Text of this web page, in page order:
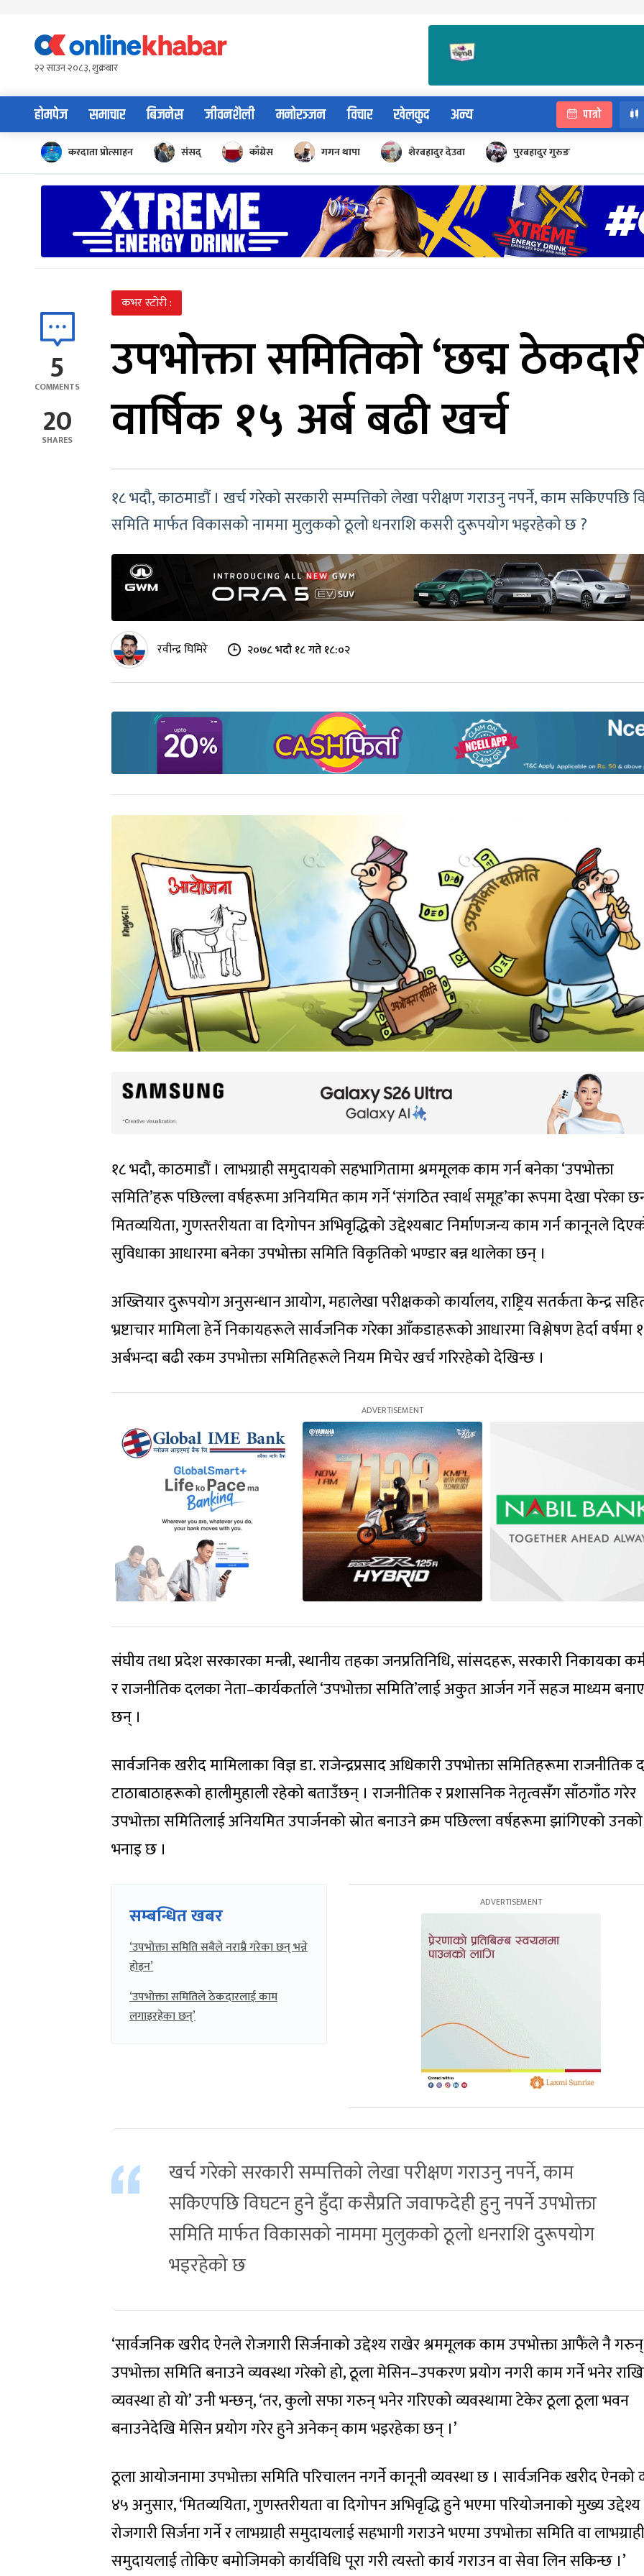
content२२ साउन २०८३, शुक्रबार
होमपेज समाचार बिजनेस जीवनशैली मनोरञ्जन विचार खेलकुद अन्य पात्रो
करदाता प्रोत्साहन संसद् काँग्रेस गगन थापा शेरबहादुर देउवा पुरबहादुर गुरुङ
5
COMMENTS
20
SHARES
कभर स्टोरी :
उपभोक्ता समितिको ‘छद्म
वार्षिक १५ अर्ब बढी खर्च
१८ भदौ, काठमाडौं । खर्च गरेको सरकारी सम्पत्तिको लेखा परीक्षण गराउनु नपर्ने, काम सकिएपछि
समिति मार्फत विकासको नाममा मुलुकको ठूलो धनराशि कसरी दुरूपयोग भइरहेको छ ?
रवीन्द्र घिमिरे २०७८ भदौ १८ गते १८:०२
१८ भदौ, काठमाडौं । लाभग्राही समुदायको सहभागितामा श्रममूलक काम गर्न बनेका ‘उपभोक्ता
समिति’हरू पछिल्ला वर्षहरूमा अनियमित काम गर्ने ‘संगठित स्वार्थ समूह’का रूपमा देखा परेका
मितव्ययिता, गुणस्तरीयता वा दिगोपन अभिवृद्धिको उद्देश्यबाट निर्माणजन्य काम गर्न कानूनले
सुविधाका आधारमा बनेका उपभोक्ता समिति विकृतिको भण्डार बन्न थालेका छन् ।
अख्तियार दुरूपयोग अनुसन्धान आयोग, महालेखा परीक्षकको कार्यालय, राष्ट्रिय सतर्कता केन्द्र
भ्रष्टाचार मामिला हेर्ने निकायहरूले सार्वजनिक गरेका आँकडाहरूको आधारमा विश्लेषण हेर्दा वर्षमा
अर्बभन्दा बढी रकम उपभोक्ता समितिहरूले नियम मिचेर खर्च गरिरहेको देखिन्छ ।
संघीय तथा प्रदेश सरकारका मन्त्री, स्थानीय तहका जनप्रतिनिधि, सांसदहरू, सरकारी निकायका
र राजनीतिक दलका नेता–कार्यकर्ताले ‘उपभोक्ता समिति’लाई अकुत आर्जन गर्ने सहज माध्यम
छन् ।
सार्वजनिक खरीद मामिलाका विज्ञ डा. राजेन्द्रप्रसाद अधिकारी उपभोक्ता समितिहरूमा
टाठाबाठाहरूको हालीमुहाली रहेको बताउँछन् । राजनीतिक र प्रशासनिक नेतृत्वसँग साँठगाँठ गरेर
उपभोक्ता समितिलाई अनियमित उपार्जनको स्रोत बनाउने क्रम पछिल्ला वर्षहरूमा झांगिएको उनको
भनाइ छ ।
सम्बन्धित खबर
‘उपभोक्ता समिति सबैले नराम्रै गरेका छन् भन्ने
होइन’
‘उपभोक्ता समितिले ठेकदारलाई काम
लगाइरहेका छन्’
खर्च गरेको सरकारी सम्पत्तिको लेखा परीक्षण गराउनु नपर्ने, काम
सकिएपछि विघटन हुने हुँदा कसैप्रति जवाफदेही हुनु नपर्ने उपभोक्ता
समिति मार्फत विकासको नाममा मुलुकको ठूलो धनराशि दुरूपयोग
भइरहेको छ
‘सार्वजनिक खरीद ऐनले रोजगारी सिर्जनाको उद्देश्य राखेर श्रममूलक काम उपभोक्ता आफैंले नै
उपभोक्ता समिति बनाउने व्यवस्था गरेको हो, ठूला मेसिन–उपकरण प्रयोग नगरी काम गर्ने भनेर
व्यवस्था हो यो’ उनी भन्छन्, ‘तर, कुलो सफा गरुन् भनेर गरिएको व्यवस्थामा टेकेर ठूला ठूला भवन
बनाउनेदेखि मेसिन प्रयोग गरेर हुने अनेकन् काम भइरहेका छन् ।’
ठूला आयोजनामा उपभोक्ता समिति परिचालन नगर्ने कानूनी व्यवस्था छ । सार्वजनिक खरीद ऐनको
४५ अनुसार, ‘मितव्ययिता, गुणस्तरीयता वा दिगोपन अभिवृद्धि हुने भएमा परियोजनाको मुख्य
रोजगारी सिर्जना गर्ने र लाभग्राही समुदायलाई सहभागी गराउने भएमा उपभोक्ता समिति वा लाभग्राही
समुदायलाई तोकिए बमोजिमको कार्यविधि पूरा गरी त्यस्तो कार्य गराउन वा सेवा लिन सकिन्छ ।’